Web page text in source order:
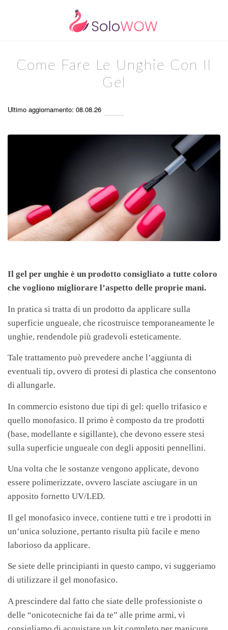
Come Fare Le Unghie Con Il
Gel
Ultimo aggiornamento: 08.08.26
Il gel per unghie è un prodotto consigliato a tutte coloro
che vogliono migliorare l’aspetto delle proprie mani.
In pratica si tratta di un prodotto da applicare sulla
superficie ungueale, che ricostruisce temporaneamente le
unghie, rendendole più gradevoli esteticamente.
Tale trattamento può prevedere anche l’aggiunta di
eventuali tip, ovvero di protesi di plastica che consentono
di allungarle.
In commercio esistono due tipi di gel: quello trifasico e
quello monofasico. Il primo è composto da tre prodotti
(base, modellante e sigillante), che devono essere stesi
sulla superficie ungueale con degli appositi pennellini.
Una volta che le sostanze vengono applicate, devono
essere polimerizzate, ovvero lasciate asciugare in un
apposito fornetto UV/LED.
Il gel monofasico invece, contiene tutti e tre i prodotti in
un’unica soluzione, pertanto risulta più facile e meno
laborioso da applicare.
Se siete delle principianti in questo campo, vi suggeriamo
di utilizzare il gel monofasico.
A prescindere dal fatto che siate delle professioniste o
delle “onicotecniche fai da te” alle prime armi, vi